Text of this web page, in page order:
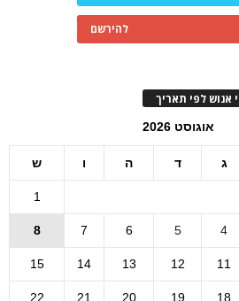
להירשם
אנוש לפי תאריך
אוגוסט 2026
ג ד ה ו ש
1
4
5
6
7
8
11
12
13
14
15
18
19
20
21
22